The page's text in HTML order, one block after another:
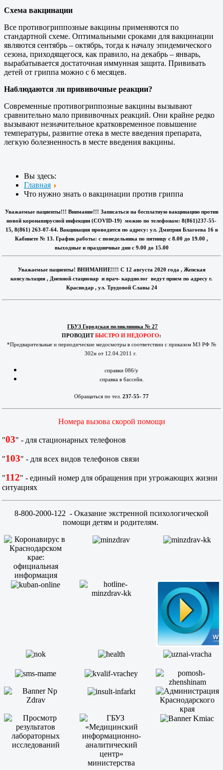
Схема вакцинации
Все противогриппозные вакцины применяются по
стандартной схеме. Оптимальными сроками для вакцинации
являются сентябрь – октябрь, тогда к началу эпидемического
сезона, приходящегося, как правило, на декабрь – январь,
вырабатывается достаточная иммунная защита. Прививать
детей от гриппа можно с 6 месяцев.
Наблюдаются ли прививочные реакции?
Современные противогриппозные вакцины вызывают
сравнительно мало прививочных реакций. Они крайне редко
вызывают незначительное кратковременное повышение
температуры, развитие отека в месте введения препарата,
легкую болезненность в месте введения вакцины.
Вы здесь:
Главная
Что нужно знать о вакцинации против гриппа
Уважаемые пациенты!!! Внимание!!! Записаться на бесплатную вакцинацию против
новой коронавирусной инфекции (COVID-19) можно по телефонам: 8(861)237-55-
15, 8(861) 263-07-64. Вакцинация проводится по адресу: ул. Дмитрия Благоева 16 в
Кабинете № 13. График работы: с понедельника по пятницу с 8.00 до 19.00 ,
выходные и праздничные дни с 9.00 до 15.00
Уважаемые пациенты! ВНИМАНИЕ!!!! С 12 августа 2020 года , Женская
консультация , Дневной стационар и врач- кардиолог ведут прием по адресу г.
Краснодар , ул. Трудовой Славы 24
ГБУЗ Городская поликлиника № 27
ПРОВОДИТБЫСТРО И НЕДОРОГО:
*Предварительные и периодические медосмотры в соответствии с приказом МЗ РФ №
302н от 12.04.2011 г.
справки 086/у
справка в бассейн.
Обращаться по тел. 237-55- 77
Номера вызова скорой помощи
"03" - для стационарных телефонов
"103" - для всех видов телефонов связи
"112" - единый номер для обращения при угрожающих жизни
ситуациях
8-800-2000-122 - Оказание экстренной психологической
помощи детям и родителям.